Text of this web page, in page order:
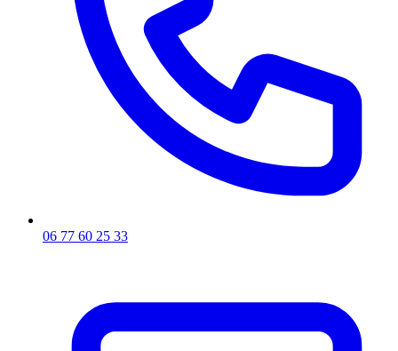
06 77 60 25 33